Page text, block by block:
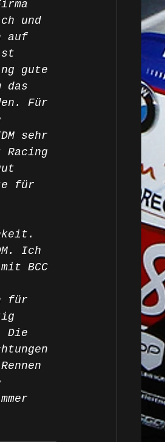
und
auf
gute
das
Für
sehr
Racing
für
Ich
BCC
für
Die